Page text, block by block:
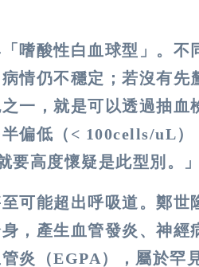
嗜酸性白血球型」。不
情仍不穩定；若沒有先
一，就是可以透過抽血
偏低（< 100cells/uL）
高度懷疑是此型別。」
可能超出呼吸道。鄭世
，產生血管發炎、神經
炎（EGPA），屬於罕